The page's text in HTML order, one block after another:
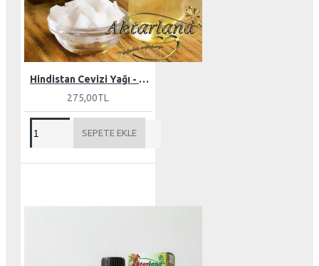
Hindistan Cevizi Yağı - Butter 150 gr
275,00TL
SEPETE EKLE